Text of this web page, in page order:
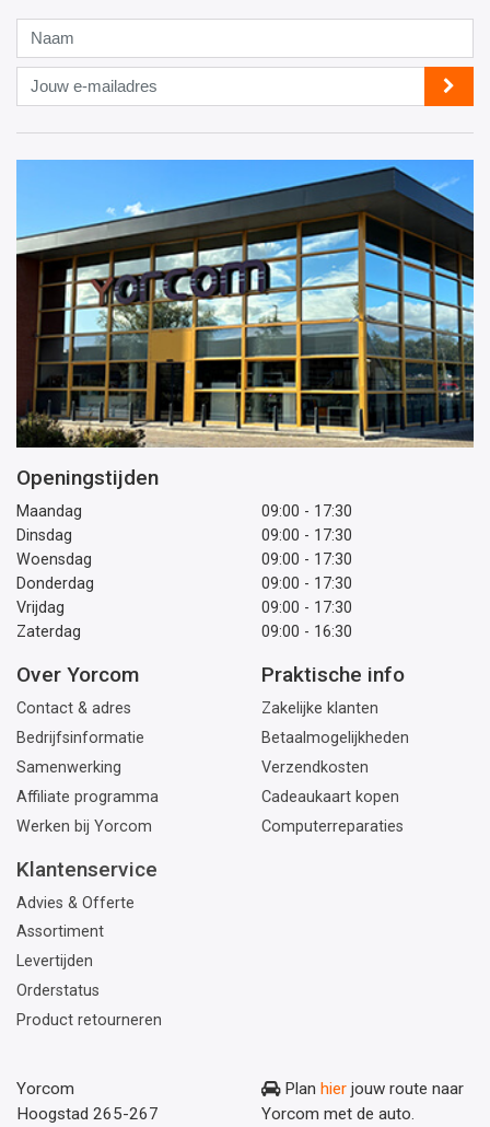
Jouw
e-
mailadres
Openingstijden
Maandag
09:00 - 17:30
Dinsdag
09:00 - 17:30
Woensdag
09:00 - 17:30
Donderdag
09:00 - 17:30
Vrijdag
09:00 - 17:30
Zaterdag
09:00 - 16:30
Over Yorcom
Contact & adres
Bedrijfsinformatie
Samenwerking
Affiliate programma
Werken bij Yorcom
Praktische info
Zakelijke klanten
Betaalmogelijkheden
Verzendkosten
Cadeaukaart kopen
Computerreparaties
Klantenservice
Advies & Offerte
Assortiment
Levertijden
Orderstatus
Product retourneren
Yorcom
Hoogstad 265-267
Plan hier jouw route naar
Yorcom met de auto.